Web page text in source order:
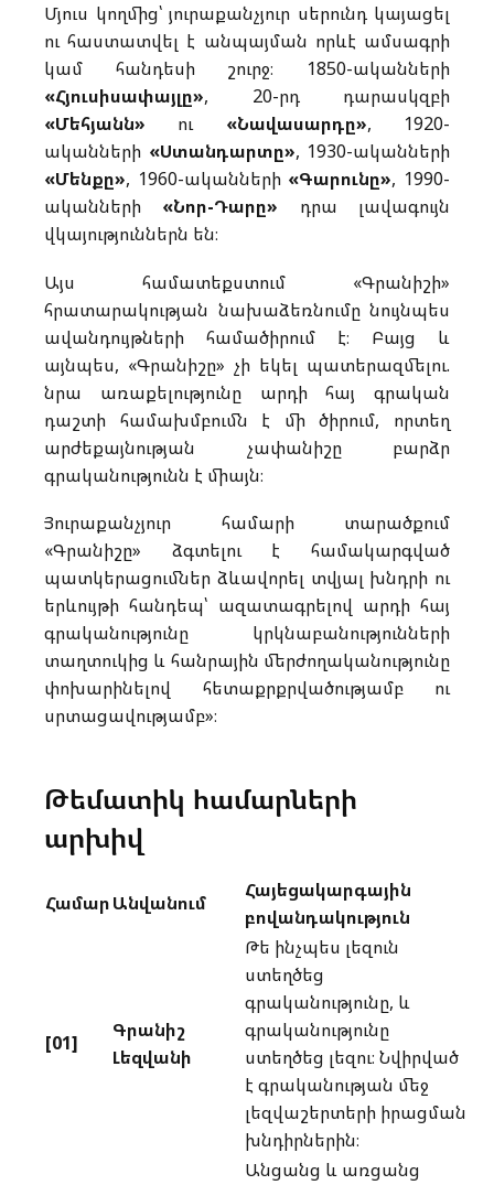
Մյուս կողմից՝ յուրաքանչյուր սերունդ կայացել
ու հաստատվել է անպայման որևէ ամսագրի
կամ հանդեսի շուրջ։ 1850-ականների
«Հյուսիսափայլը», 20-րդ դարասկզբի
«Մեհյանն» ու «Նավասարդը», 1920-
ականների «Ստանդարտը», 1930-ականների
«Մենքը», 1960-ականների «Գարունը», 1990-
ականների «Նոր-Դարը» դրա լավագույն
վկայություններն են։
Այս համատեքստում «Գրանիշի»
հրատարակության նախաձեռնումը նույնպես
ավանդույթների համածիրում է։ Բայց և
այնպես, «Գրանիշը» չի եկել պատերազմելու.
նրա առաքելությունը արդի հայ գրական
դաշտի համախմբումն է մի ծիրում, որտեղ
արժեքայնության չափանիշը բարձր
գրականությունն է միայն։
Յուրաքանչյուր համարի տարածքում
«Գրանիշը» ձգտելու է համակարգված
պատկերացումներ ձևավորել տվյալ խնդրի ու
երևույթի հանդեպ՝ ազատագրելով արդի հայ
գրականությունը կրկնաբանությունների
տաղտուկից և հանրային մերժողականությունը
փոխարինելով հետաքրքրվածությամբ ու
սրտացավությամբ»։
Թեմատիկ համարների
արխիվ
ՀամարԱնվանում
Հայեցակարգային
բովանդակություն
[01]
Գրանիշ
Լեզվանի
Թե ինչպես լեզուն
ստեղծեց
գրականությունը, և
գրականությունը
ստեղծեց լեզու։ Նվիրված
է գրականության մեջ
լեզվաշերտերի իրացման
խնդիրներին։
Անցանց և առցանց